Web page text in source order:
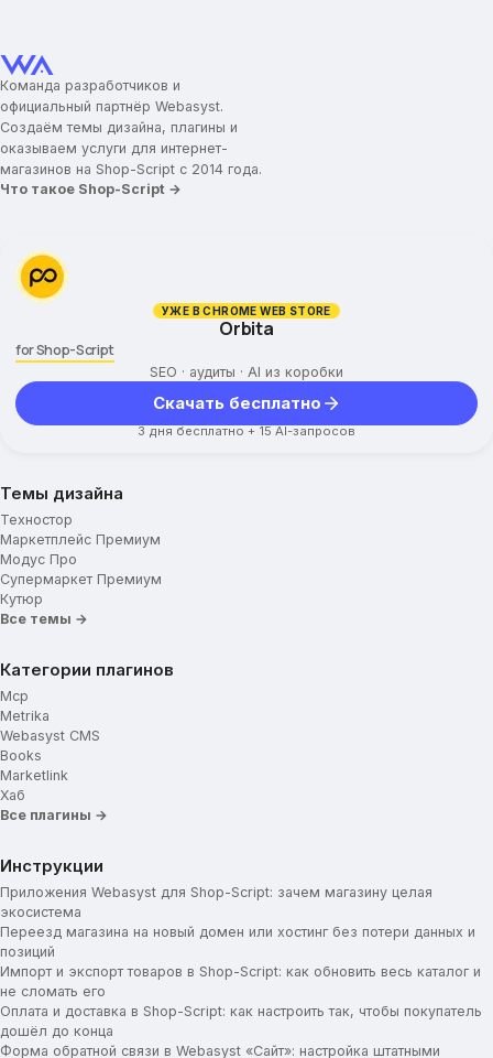
Команда разработчиков и
официальный партнёр Webasyst.
Создаём темы дизайна, плагины и
оказываем услуги для интернет-
магазинов на Shop-Script с 2014 года.
Что такое Shop-Script →
УЖЕ В CHROME WEB STORE
Orbita
for Shop-Script
SEO · аудиты · AI из коробки
Скачать бесплатно
3 дня бесплатно + 15 AI-запросов
Темы дизайна
Техностор
Маркетплейс Премиум
Модус Про
Супермаркет Премиум
Кутюр
Все темы →
Категории плагинов
Mcp
Metrika
Webasyst CMS
Books
Marketlink
Хаб
Все плагины →
Инструкции
Приложения Webasyst для Shop-Script: зачем магазину целая
экосистема
Переезд магазина на новый домен или хостинг без потери данных и
позиций
Импорт и экспорт товаров в Shop-Script: как обновить весь каталог и
не сломать его
Оплата и доставка в Shop-Script: как настроить так, чтобы покупатель
дошёл до конца
Форма обратной связи в Webasyst «Сайт»: настройка штатными